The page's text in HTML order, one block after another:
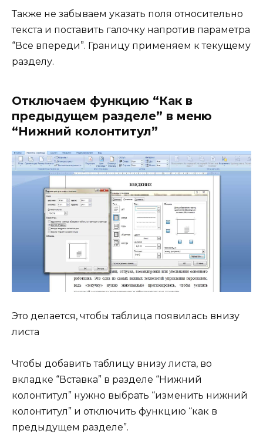
Также не забываем указать поля относительно
текста и поставить галочку напротив параметра
“Все впереди”. Границу применяем к текущему
разделу.
Отключаем функцию “Как в
предыдущем разделе” в меню
“Нижний колонтитул”
Это делается, чтобы таблица появилась внизу
листа
Чтобы добавить таблицу внизу листа, во
вкладке “Вставка” в разделе “Нижний
колонтитул” нужно выбрать “изменить нижний
колонтитул” и отключить функцию “как в
предыдущем разделе”.